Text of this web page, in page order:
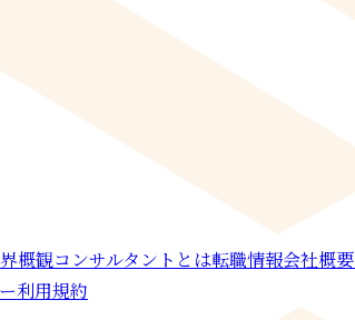
概観コンサルタントとは転職情報会社概要
利用規約